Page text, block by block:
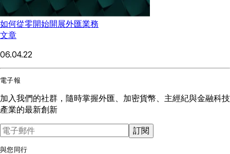
如何從零開始開展外匯業務
文章
06.04.22
電子報
加入我們的社群，隨時掌握外匯、加密貨幣、主經紀與金融科技
產業的最新創新
訂閱
與您同行